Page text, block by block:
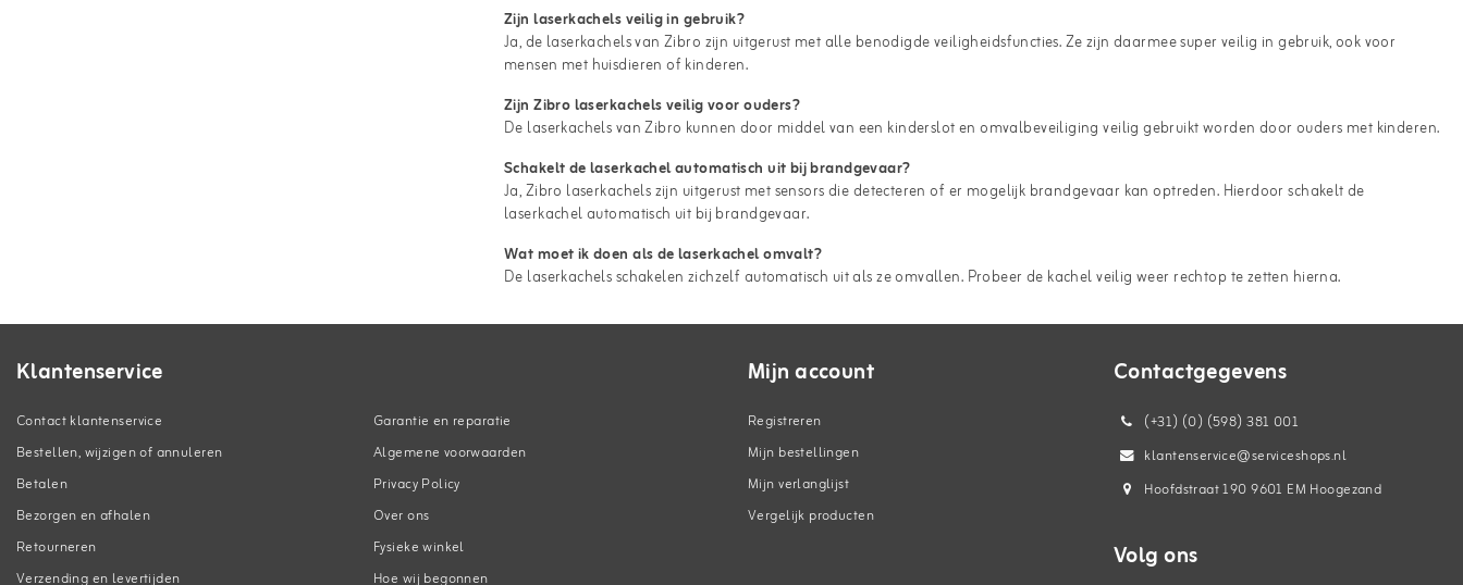
Zijn laserkachels veilig in gebruik?
Ja, de laserkachels van Zibro zijn uitgerust met alle benodigde veiligheidsfuncties. Ze zijn daarmee super veilig in gebruik, ook voor
mensen met huisdieren of kinderen.
Zijn Zibro laserkachels veilig voor ouders?
De laserkachels van Zibro kunnen door middel van een kinderslot en omvalbeveiliging veilig gebruikt worden door ouders met kinderen.
Schakelt de laserkachel automatisch uit bij brandgevaar?
Ja, Zibro laserkachels zijn uitgerust met sensors die detecteren of er mogelijk brandgevaar kan optreden. Hierdoor schakelt de
laserkachel automatisch uit bij brandgevaar.
Wat moet ik doen als de laserkachel omvalt?
De laserkachels schakelen zichzelf automatisch uit als ze omvallen. Probeer de kachel veilig weer rechtop te zetten hierna.
Klantenservice
Contact klantenservice
Bestellen, wijzigen of annuleren
Betalen
Bezorgen en afhalen
Retourneren
Verzending en levertijden
Garantie en reparatie
Algemene voorwaarden
Privacy Policy
Over ons
Fysieke winkel
Hoe wij begonnen
Mijn account
Registreren
Mijn bestellingen
Mijn verlanglijst
Vergelijk producten
Contactgegevens
(+31) (0) (598) 381 001
klantenservice@serviceshops.nl
Hoofdstraat 190 9601 EM Hoogezand
Volg ons